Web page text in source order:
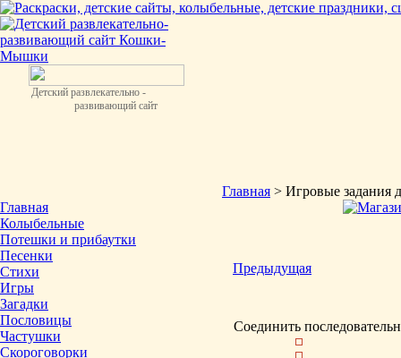
Детский развлекательно -
развивающий сайт
Главная
Колыбельные
Потешки и прибаутки
Песенки
Стихи
Игры
Загадки
Пословицы
Частушки
Скороговорки
Главная > Игровые задания
Предыдущая
Соединить